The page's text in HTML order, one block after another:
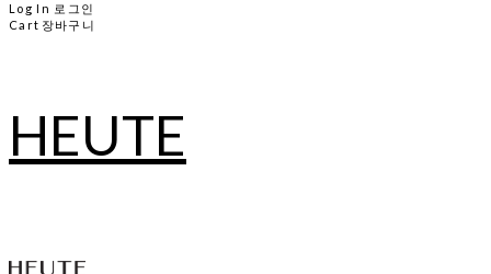
Log In 로그인
Cart 장바구니
HEUTE